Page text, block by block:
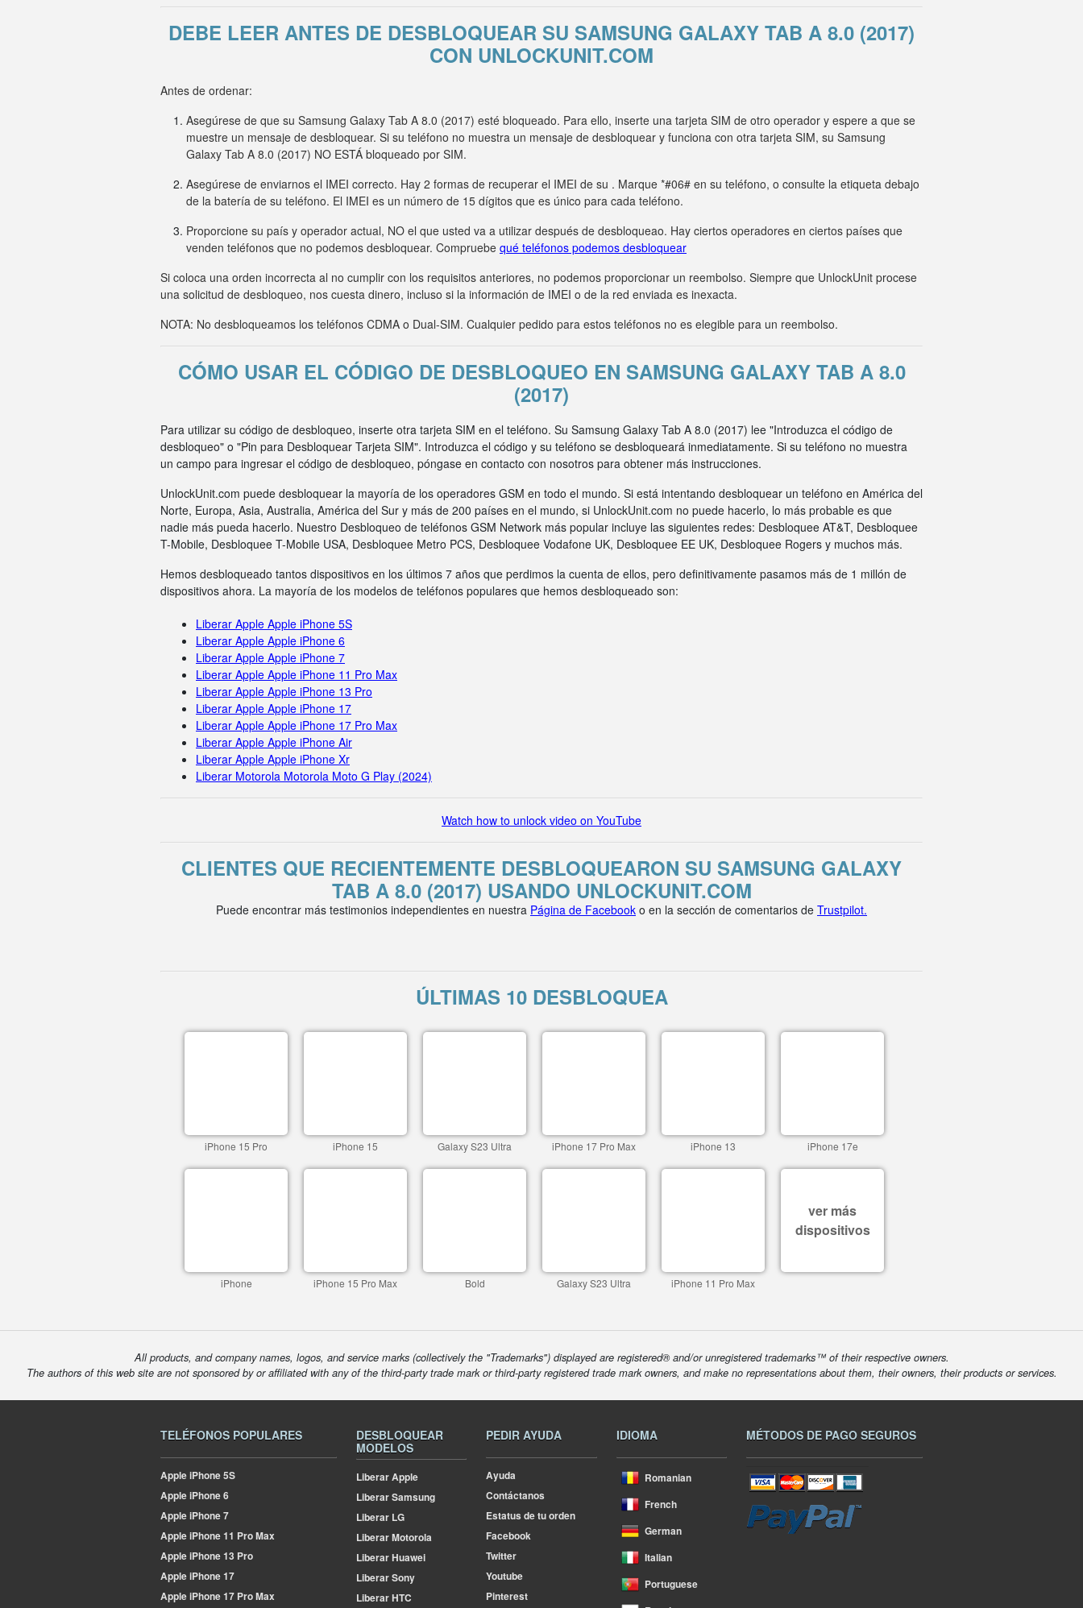
DEBE LEER ANTES DE DESBLOQUEAR SU SAMSUNG GALAXY TAB A 8.0 (2017)
CON UNLOCKUNIT.COM
Antes de ordenar:
Asegúrese de que su Samsung Galaxy Tab A 8.0 (2017) esté bloqueado. Para ello, inserte una tarjeta SIM de otro operador y espere a que se
muestre un mensaje de desbloquear. Si su teléfono no muestra un mensaje de desbloquear y funciona con otra tarjeta SIM, su Samsung
Galaxy Tab A 8.0 (2017) NO ESTÁ bloqueado por SIM.
Asegúrese de enviarnos el IMEI correcto. Hay 2 formas de recuperar el IMEI de su . Marque *#06# en su teléfono, o consulte la etiqueta debajo
de la batería de su teléfono. El IMEI es un número de 15 dígitos que es único para cada teléfono.
Proporcione su país y operador actual, NO el que usted va a utilizar después de desbloqueao. Hay ciertos operadores en ciertos países que
venden teléfonos que no podemos desbloquear. Compruebe qué teléfonos podemos desbloquear
Si coloca una orden incorrecta al no cumplir con los requisitos anteriores, no podemos proporcionar un reembolso. Siempre que UnlockUnit procese
una solicitud de desbloqueo, nos cuesta dinero, incluso si la información de IMEI o de la red enviada es inexacta.
NOTA: No desbloqueamos los teléfonos CDMA o Dual-SIM. Cualquier pedido para estos teléfonos no es elegible para un reembolso.
CÓMO USAR EL CÓDIGO DE DESBLOQUEO EN SAMSUNG GALAXY TAB A 8.0
(2017)
Para utilizar su código de desbloqueo, inserte otra tarjeta SIM en el teléfono. Su Samsung Galaxy Tab A 8.0 (2017) lee "Introduzca el código de
desbloqueo" o "Pin para Desbloquear Tarjeta SIM". Introduzca el código y su teléfono se desbloqueará inmediatamente. Si su teléfono no muestra
un campo para ingresar el código de desbloqueo, póngase en contacto con nosotros para obtener más instrucciones.
UnlockUnit.com puede desbloquear la mayoría de los operadores GSM en todo el mundo. Si está intentando desbloquear un teléfono en América del
Norte, Europa, Asia, Australia, América del Sur y más de 200 países en el mundo, si UnlockUnit.com no puede hacerlo, lo más probable es que
nadie más pueda hacerlo. Nuestro Desbloqueo de teléfonos GSM Network más popular incluye las siguientes redes: Desbloquee AT&T, Desbloquee
T-Mobile, Desbloquee T-Mobile USA, Desbloquee Metro PCS, Desbloquee Vodafone UK, Desbloquee EE UK, Desbloquee Rogers y muchos más.
Hemos desbloqueado tantos dispositivos en los últimos 7 años que perdimos la cuenta de ellos, pero definitivamente pasamos más de 1 millón de
dispositivos ahora. La mayoría de los modelos de teléfonos populares que hemos desbloqueado son:
Liberar Apple Apple iPhone 5S
Liberar Apple Apple iPhone 6
Liberar Apple Apple iPhone 7
Liberar Apple Apple iPhone 11 Pro Max
Liberar Apple Apple iPhone 13 Pro
Liberar Apple Apple iPhone 17
Liberar Apple Apple iPhone 17 Pro Max
Liberar Apple Apple iPhone Air
Liberar Apple Apple iPhone Xr
Liberar Motorola Motorola Moto G Play (2024)
Watch how to unlock video on YouTube
CLIENTES QUE RECIENTEMENTE DESBLOQUEARON SU SAMSUNG GALAXY
TAB A 8.0 (2017) USANDO UNLOCKUNIT.COM
Puede encontrar más testimonios independientes en nuestra Página de Facebook o en la sección de comentarios de Trustpilot.
ÚLTIMAS 10 DESBLOQUEA
iPhone 15 Pro iPhone 15 Galaxy S23 Ultra iPhone 17 Pro Max iPhone 13 iPhone 17e
iPhone iPhone 15 Pro Max Bold Galaxy S23 Ultra iPhone 11 Pro Max
ver más
dispositivos
All products, and company names, logos, and service marks (collectively the "Trademarks") displayed are registered® and/or unregistered trademarks™ of their respective owners.
The authors of this web site are not sponsored by or affiliated with any of the third-party trade mark or third-party registered trade mark owners, and make no representations about them, their owners, their products or services.
TELÉFONOS POPULARES
AppleiPhone 5S
AppleiPhone 6
AppleiPhone 7
AppleiPhone 11 Pro Max
AppleiPhone 13 Pro
AppleiPhone 17
AppleiPhone 17 Pro Max
DESBLOQUEAR
MODELOS
Liberar Apple
Liberar Samsung
Liberar LG
Liberar Motorola
Liberar Huawei
Liberar Sony
Liberar HTC
PEDIR AYUDA
Ayuda
Contáctanos
Estatus de tu orden
Facebook
Twitter
Youtube
Pinterest
IDIOMA
Romanian
French
German
Italian
Portuguese
MÉTODOS DE PAGO SEGUROS